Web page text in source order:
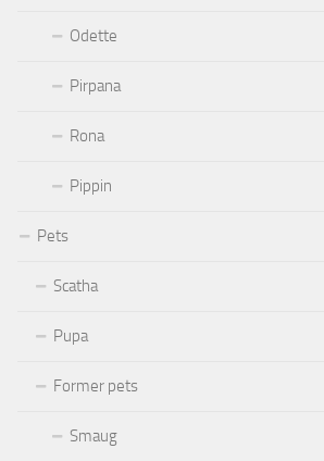
Odette
Pirpana
Rona
Pippin
Pets
Scatha
Pupa
Former pets
Smaug